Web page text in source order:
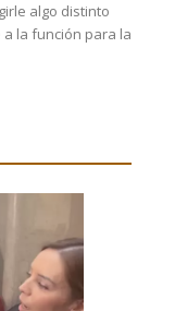
algo distinto
la función para la